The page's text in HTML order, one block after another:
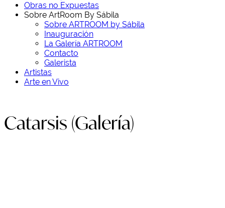
Obras no Expuestas
Sobre ArtRoom By Sábila
Sobre ARTROOM by Sábila
Inauguración
La Galería ARTROOM
Contacto
Galerista
Artistas
Arte en Vivo
Catarsis (Galería)